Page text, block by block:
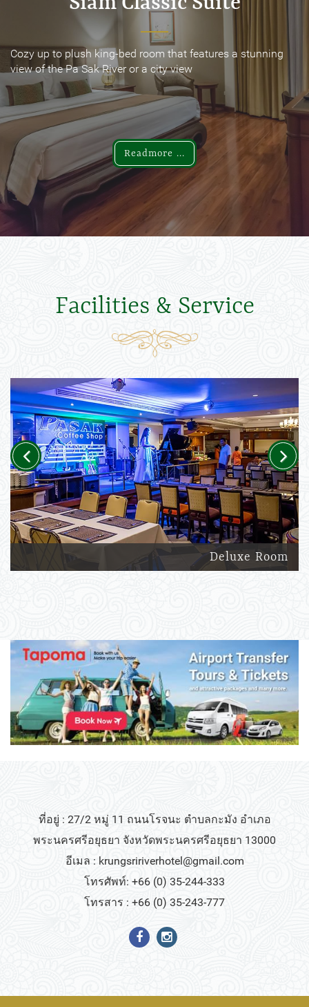
Cozy up to plush king-bed room that features a stunning
view of the Pa Sak River or a city view
Readmore ...
Cozy up to plush king-bed room that features a stunning
view of the Pa Sak River or a city view
Readmore ...
Facilities & Service
Deluxe Room
Previous Next
ที่อยู่ : 27/2 หมู่ 11 ถนนโรจนะ ตำบลกะมัง อำเภอ
พระนครศรีอยุธยา จังหวัดพระนครศรีอยุธยา 13000
อีเมล : krungsririverhotel@gmail.com
โทรศัพท์: +66 (0) 35-244-333
โทรสาร : +66 (0) 35-243-777